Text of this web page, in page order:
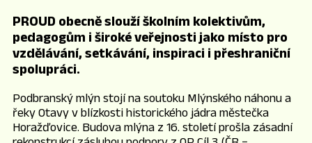
PROUD obecně slouží školním kolektivům,
pedagogům i široké veřejnosti jako místo pro
vzdělávání, setkávání, inspiraci i přeshraniční
spolupráci.
Podbranský mlýn stojí na soutoku Mlýnského náhonu a
řeky Otavy v blízkosti historického jádra městečka
Horažďovice. Budova mlýna z 16. století prošla zásadní